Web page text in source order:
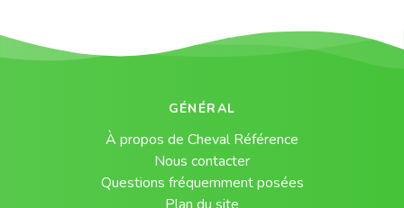
GÉNÉRAL
À propos de Cheval Référence
Nous contacter
Questions fréquemment posées